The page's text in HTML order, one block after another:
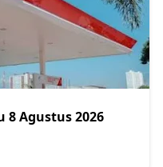
8 Agustus 2026